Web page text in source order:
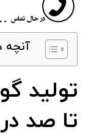
آنچه
تولید
تا صد